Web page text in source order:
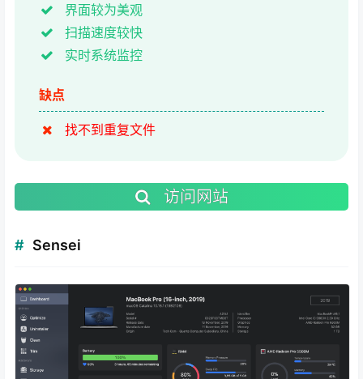
界面较为美观
扫描速度较快
实时系统监控
缺点
找不到重复文件
访问网站
Sensei